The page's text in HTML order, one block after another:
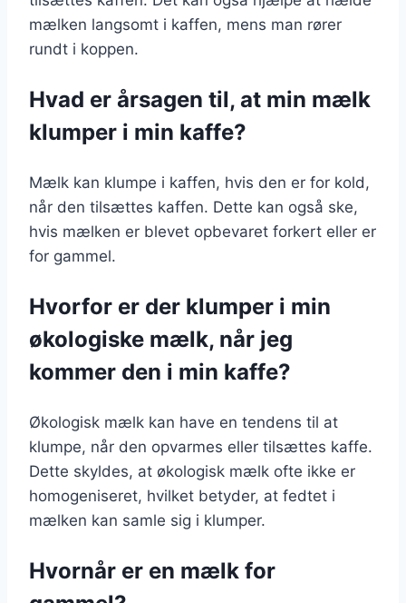
mælken langsomt i kaffen, mens man rører
rundt i koppen.
Hvad er årsagen til, at min mælk
klumper i min kaffe?
Mælk kan klumpe i kaffen, hvis den er for kold,
når den tilsættes kaffen. Dette kan også ske,
hvis mælken er blevet opbevaret forkert eller er
for gammel.
Hvorfor er der klumper i min
økologiske mælk, når jeg
kommer den i min kaffe?
Økologisk mælk kan have en tendens til at
klumpe, når den opvarmes eller tilsættes kaffe.
Dette skyldes, at økologisk mælk ofte ikke er
homogeniseret, hvilket betyder, at fedtet i
mælken kan samle sig i klumper.
Hvornår er en mælk for